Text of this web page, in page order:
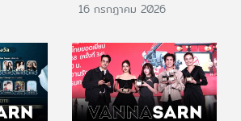
16 กรกฎาคม 2026